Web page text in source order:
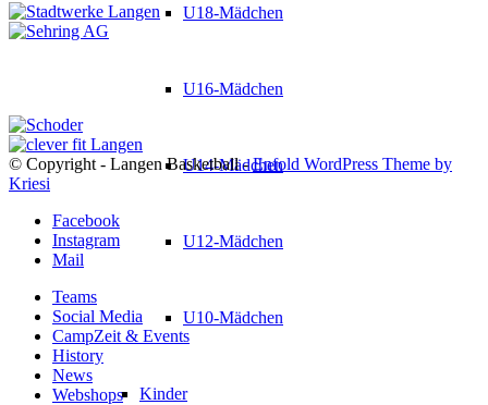
U18-Mädchen
U16-Mädchen
U14-Mädchen
U12-Mädchen
U10-Mädchen
Kinder
© Copyright - Langen Basketball -Enfold WordPress Theme by
Kriesi
Facebook
Instagram
Mail
Teams
Social Media
CampZeit & Events
History
News
Webshops